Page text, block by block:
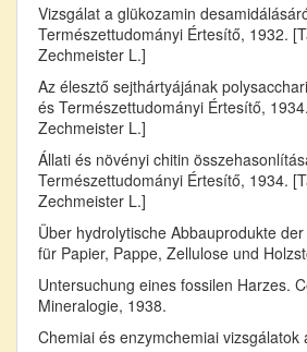
Vizsgálat a glükozamin
Természettudományi Értesítő, 1932.
Zechmeister L.]
Az élesztő sejthártyájának
és Természettudományi Értesítő,
Zechmeister L.]
Állati és növényi chitin
Természettudományi Értesítő, 1934.
Zechmeister L.]
Über hydrolytische Abbauprodukte
für Papier, Pappe, Zellulose und
Untersuchung eines fossilen Harzes.
Mineralogie, 1938.
Chemiai és enzymchemiai vizsgálatok